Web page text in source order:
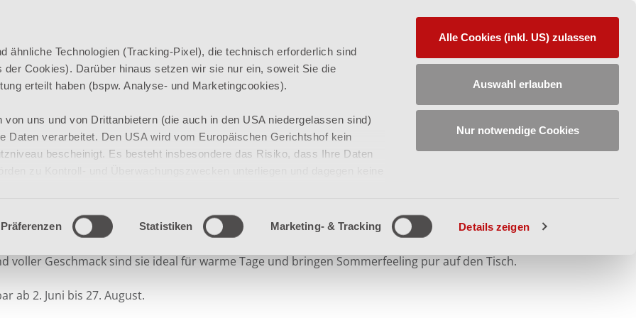
ähnliche Technologien (Tracking-Pixel), die technisch erforderlich sind
der Cookies). Darüber hinaus setzen wir sie nur ein, soweit Sie die
erteilt haben (bspw. Analyse- und Marketingcookies).
von uns und von Drittanbietern (die auch in den USA niedergelassen sind)
Daten verarbeitet. Den USA wird vom Europäischen Gerichtshof kein
bescheinigt. Es besteht insbesondere das Risiko, dass Ihre Daten
(inkl. US) zulassen“ stimmen Sie zu, dass Cookies von uns und von
verwendet werden dürfen. Ausgenommen der unbedingt erforderlichen
damit die Website ordnungsgemäß funktioniert und daher nicht abwählbar
Präferenzen Statistiken Marketing- & Tracking Details zeigen
Alle Cookies (inkl. US) zulassen
Auswahl erlauben
Nur notwendige Cookies
FAQ
SPEISEKARTE SALAT & CO TESTSPEISEN SO FUNKTIONIERT'S
0 Slide
voller Geschmack sind sie ideal für warme Tage und bringen Sommerfeeling pur auf den Tisch.
ab 2. Juni bis 27. August.